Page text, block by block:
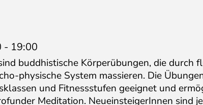
- 19:00
buddhistische Körperübungen, die durch
physische System massieren. Die
und Fitnessstufen geeignet und
Meditation. NeueinsteigerInnen sind